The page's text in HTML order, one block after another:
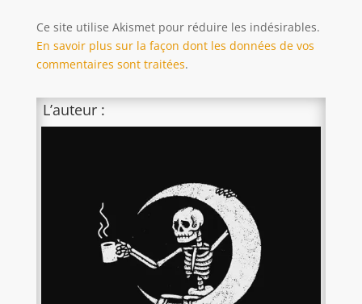
Ce site utilise Akismet pour réduire les indésirables.
En savoir plus sur la façon dont les données de vos
commentaires sont traitées.
L’auteur :